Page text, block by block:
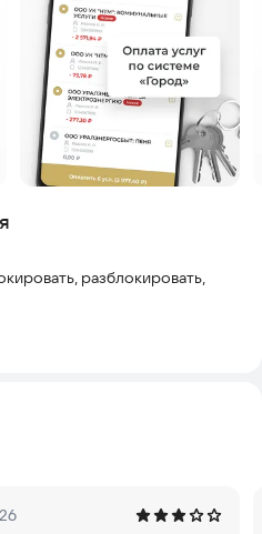
разблокировать,
счетами, внутри банка в
или карты, по реквизитам